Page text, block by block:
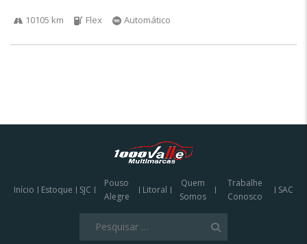
10105 km Flex Automático
Início Estoque SJC
Pouso
Alegre
Litoral
Quem
Somos
Trabalhe
Conosco
SAC
Podemos te ajudar a encontrar o veículo